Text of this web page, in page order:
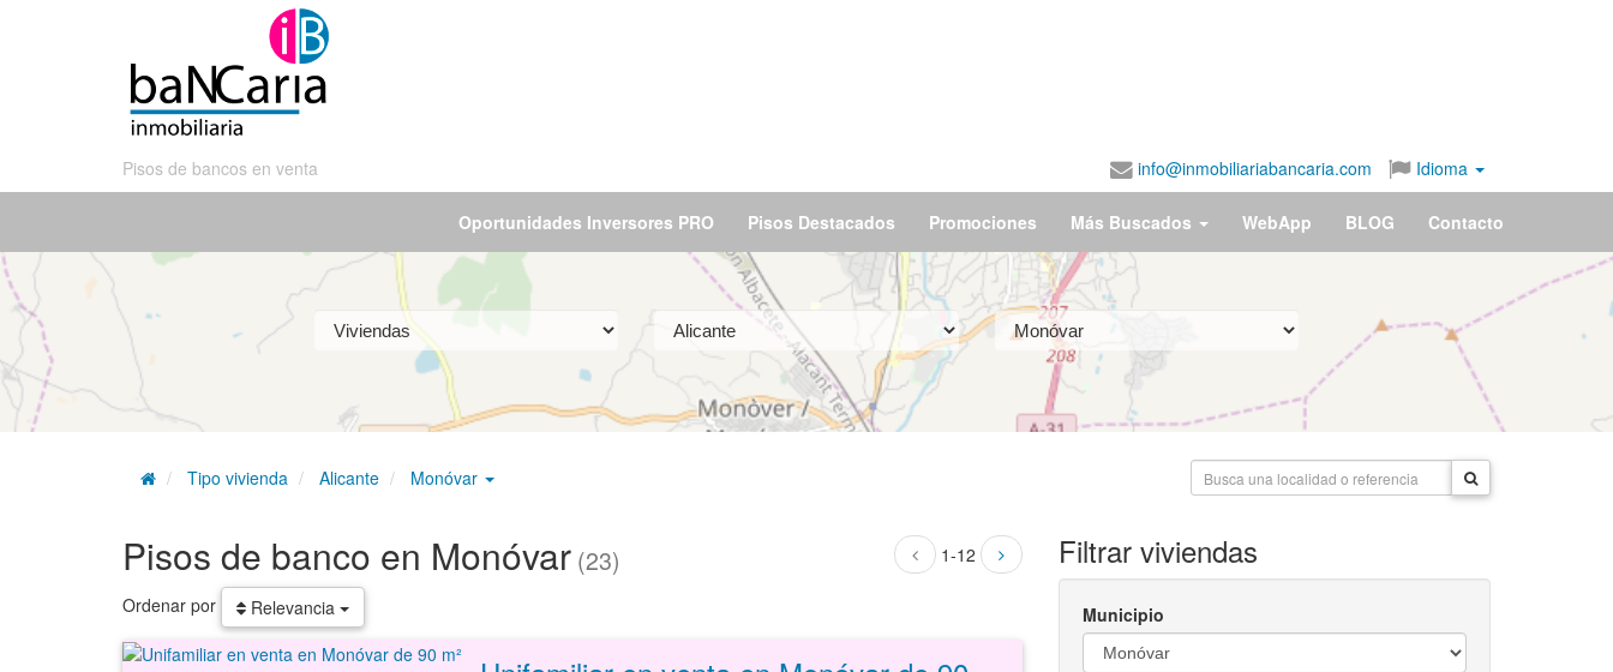
Pisos de bancos en venta info@inmobiliariabancaria.com Idioma
Oportunidades Inversores PRO Pisos Destacados Promociones Más Buscados WebApp BLOG Contacto
Tipo vivienda Alicante Monóvar
1-12
Pisos de banco en Monóvar (23)
Ordenar por Relevancia
Filtrar viviendas
Municipio